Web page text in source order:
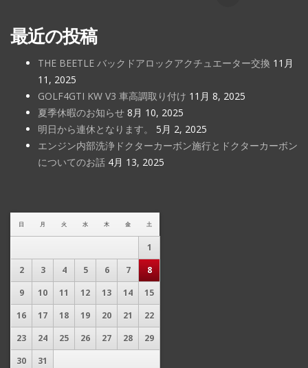
最近の投稿
THE BEETLE バックドアロックアクチュエーター交換 11月
11, 2025
GOLF4GTI KW V3 車高調取り付け 11月 8, 2025
夏季休暇のお知らせ 8月 10, 2025
明日から連休となります。
5月 2, 2025
エンジン内部洗浄ドクターカーボン施行とドクターカーボン
についてのお話 4月 13, 2025
日 月 火 水 木 金 土
1
2
3 4 5 6 7
8
9
10 11 12 13 14
15
16
17 18 19 20 21
22
23
24 25 26 27 28
29
30
31